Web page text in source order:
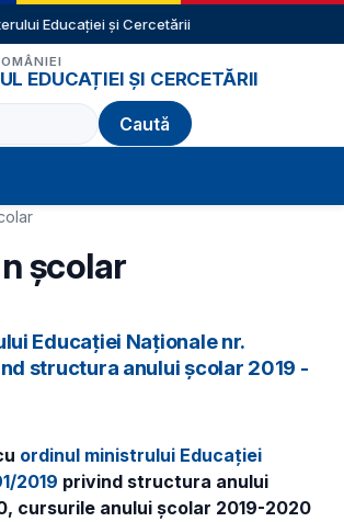
Educației și Cercetării
EDUCAȚIEI ȘI CERCETĂRII
școlar
Educației Naționale nr.
structura anului şcolar 2019 -
ordinul ministrului Educației
2019 privind structura anului
cursurile anului şcolar 2019-2020